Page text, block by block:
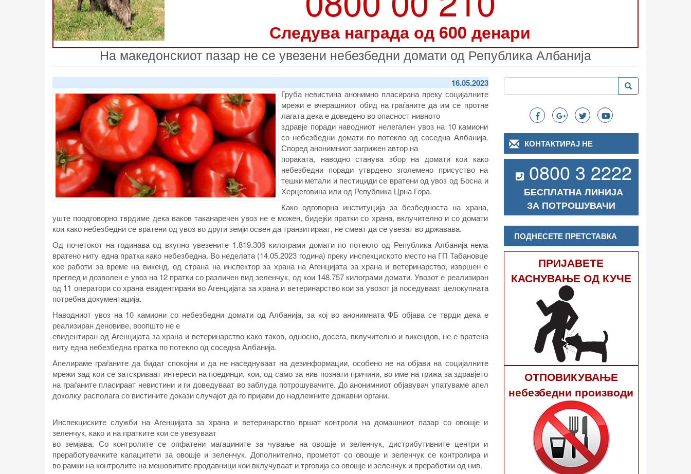
Следува награда од 600 денари
На македонскиот пазар не се увезени небезбедни домати од Република Албанија
16.05.2023
Груба невистина анонимно пласирана преку социјалните
мрежи е вчерашниот обид на граѓаните да им се протне
лагата дека е доведено во опасност нивното
здравје поради наводниот нелегален увоз на 10 камиони
со небезбедни домати по потекло од соседна Албанија.
Според анонимниот загрижен автор на
пораката, наводно станува збор на домати кои како
небезбедни поради утврдено зголемено присуство на
тешки метали и пестициди се вратени од увоз од Босна и
Херцеговина или од Република Црна Гора.
Како одговорна институција за безбедноста на храна,
уште поодговорно тврдиме дека ваков таканаречен увоз не е можен, бидејќи пратки со храна, вклучително и со домати
кои како небезбедни се вратени од увоз во други земји освен да транзитираат, не смеат да се увезат во државава.
Од почетокот на годинава од вкупно увезените 1.819.306 килограми домати по потекло од Република Албанија нема
вратено ниту една пратка како небезбедна. Во неделата (14.05.2023 година) преку инспекциското место на ГП Табановце
кое работи за време на викенд, од страна на инспектор за храна на Агенцијата за храна и ветеринарство, извршен е
преглед и дозволен е увоз на 12 пратки со различен вид зеленчук, од кои 148.757 килограми домати. Увозот е реализиран
од 11 оператори со храна евидентирани во Агенцијата за храна и ветеринарство кои за увозот ја поседуваат целокупната
потребна документација.
Наводниот увоз на 10 камиони со небезбедни домати од Албанија, за кој во анонимната ФБ објава се тврди дека е
реализиран деновиве, воопшто не е
евидентиран од Агенцијата за храна и ветеринарство како таков, односно, досега, вклучително и викендов, не е вратена
ниту една небезбедна пратка по потекло од соседна Албанија.
Апелираме граѓаните да бидат спокојни и да не наседнуваат на дезинформации, особено не на објави на социјалните
мрежи зад кои се затскриваат интереси на поединци, кои, од само за нив познати причини, во име на грижа за здравјето
на граѓаните пласираат невистини и ги доведуваат во заблуда потрошувачите. До анонимниот објавувач упатуваме апел
доколку располага со вистините докази случајот да го пријави до надлежните државни органи.
Инспекциските служби на Агенцијата за храна и ветеринарство вршат контроли на домашниот пазар со овошје и
зеленчук, како и на пратките кои се увезуваат
во земјава. Со контролите се опфатени магацините за чување на овошје и зеленчук, дистрибутивните центри и
преработувачките капацитети за овошје и зеленчук. Дополнително, прометот со овошје и зеленчук се контролира и
во рамки на контролите на мешовитите продавници кои вклучуваат и трговија со овошје и зеленчук и преработки од нив.
Search
Пребарување Пребарување
КОНТАКТИРАЈ НЕ
0800 3 2222
БЕСПЛАТНА ЛИНИЈА
ЗА ПОТРОШУВАЧИ
ПОДНЕСЕТЕ ПРЕТСТАВКА
ПРИЈАВЕТЕ
КАСНУВАЊЕ ОД КУЧЕ
ОТПОВИКУВАЊЕ
небезбедни производи